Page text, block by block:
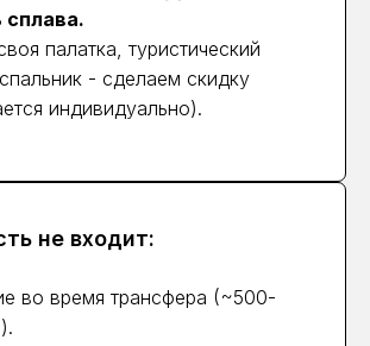
сплава.
палатка, туристический
- сделаем скидку
индивидуально).
не входит:
во время трансфера (~500-